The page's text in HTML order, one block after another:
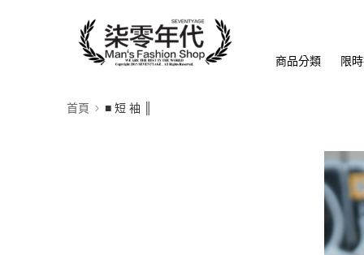
商品分類 限
首頁 ■ 短 袖 ║